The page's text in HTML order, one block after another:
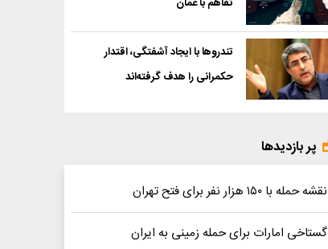
تندروها با ایجاد آشفتگی، اقتدار
حکمرانی را هدف گرفته‌اند
پر بازدیدها
نقشه حمله با ۱۵۰ هزار نفر برای فتح تهران
گستاخی امارات برای حمله زمینی به ایران